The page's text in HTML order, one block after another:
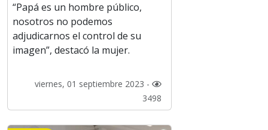
“Papá es un hombre público,
nosotros no podemos
adjudicarnos el control de su
imagen”, destacó la mujer.
viernes, 01 septiembre 2023 -
3498